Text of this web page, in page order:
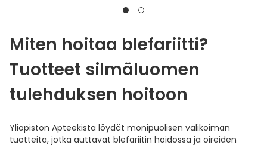
Miten hoitaa blefariitti?
Tuotteet silmäluomen
tulehduksen hoitoon
Yliopiston Apteekista löydät monipuolisen valikoiman
tuotteita, jotka auttavat blefariitin hoidossa ja oireiden